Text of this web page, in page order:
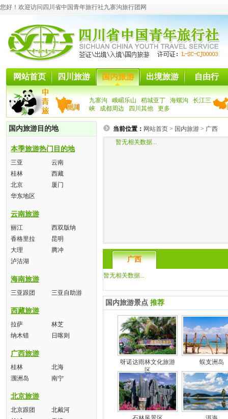
您好！欢迎访问四川省中国青年旅行社九寨沟旅行团网
网站首页 四川旅游 国内旅游 出境旅游 自由行
九寨沟 峨嵋乐山 稻城亚丁 海螺沟
长江三
峡
成都周边 四川其他 更多
国内旅游目的地
本季旅游热门目的地
三亚
云南
桂林
西藏
北京
厦门
华东地区
云南旅游
丽江
西双版纳
香格里拉
昆明
大理
腾冲
泸沽湖
海南旅游
三亚跟团 三亚自助游
西藏旅游
拉萨
林芝
纳木错
日喀则
广西旅游
桂林
北海
涠洲岛
南宁
北京旅游
北京跟团
北戴河
当前位置： 网站首页 > 国内旅游 > 广西
暂无相关数据...
广西
暂无相关数据...
国内旅游景点 推荐
呀诺达雨林文化旅游
区
蜈支洲岛